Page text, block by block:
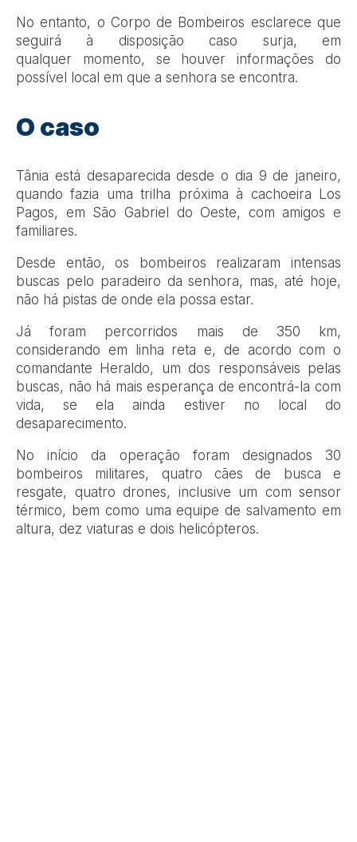
No entanto, o Corpo de Bombeiros esclarece que
seguirá à disposição caso surja, em
qualquer momento, se houver informações do
possível local em que a senhora se encontra.
O caso
Tânia está desaparecida desde o dia 9 de janeiro,
quando fazia uma trilha próxima à cachoeira Los
Pagos, em São Gabriel do Oeste, com amigos e
familiares.
Desde então, os bombeiros realizaram intensas
buscas pelo paradeiro da senhora, mas, até hoje,
não há pistas de onde ela possa estar.
Já foram percorridos mais de 350 km,
considerando em linha reta e, de acordo com o
comandante Heraldo, um dos responsáveis pelas
buscas, não há mais esperança de encontrá-la com
vida, se ela ainda estiver no local do
desaparecimento.
No início da operação foram designados 30
bombeiros militares, quatro cães de busca e
resgate, quatro drones, inclusive um com sensor
térmico, bem como uma equipe de salvamento em
altura, dez viaturas e dois helicópteros.